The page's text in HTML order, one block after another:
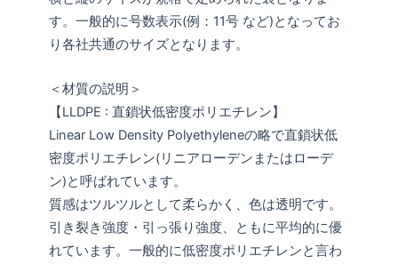
す。一般的に号数表示(例：11号 など)となってお
り各社共通のサイズとなります。
＜材質の説明＞
【LLDPE : 直鎖状低密度ポリエチレン】
Linear Low Density Polyethyleneの略で直鎖状低
密度ポリエチレン(リニアローデンまたはローデ
ン)と呼ばれています。
質感はツルツルとして柔らかく、色は透明です。
引き裂き強度・引っ張り強度、ともに平均的に優
れています。一般的に低密度ポリエチレンと言わ